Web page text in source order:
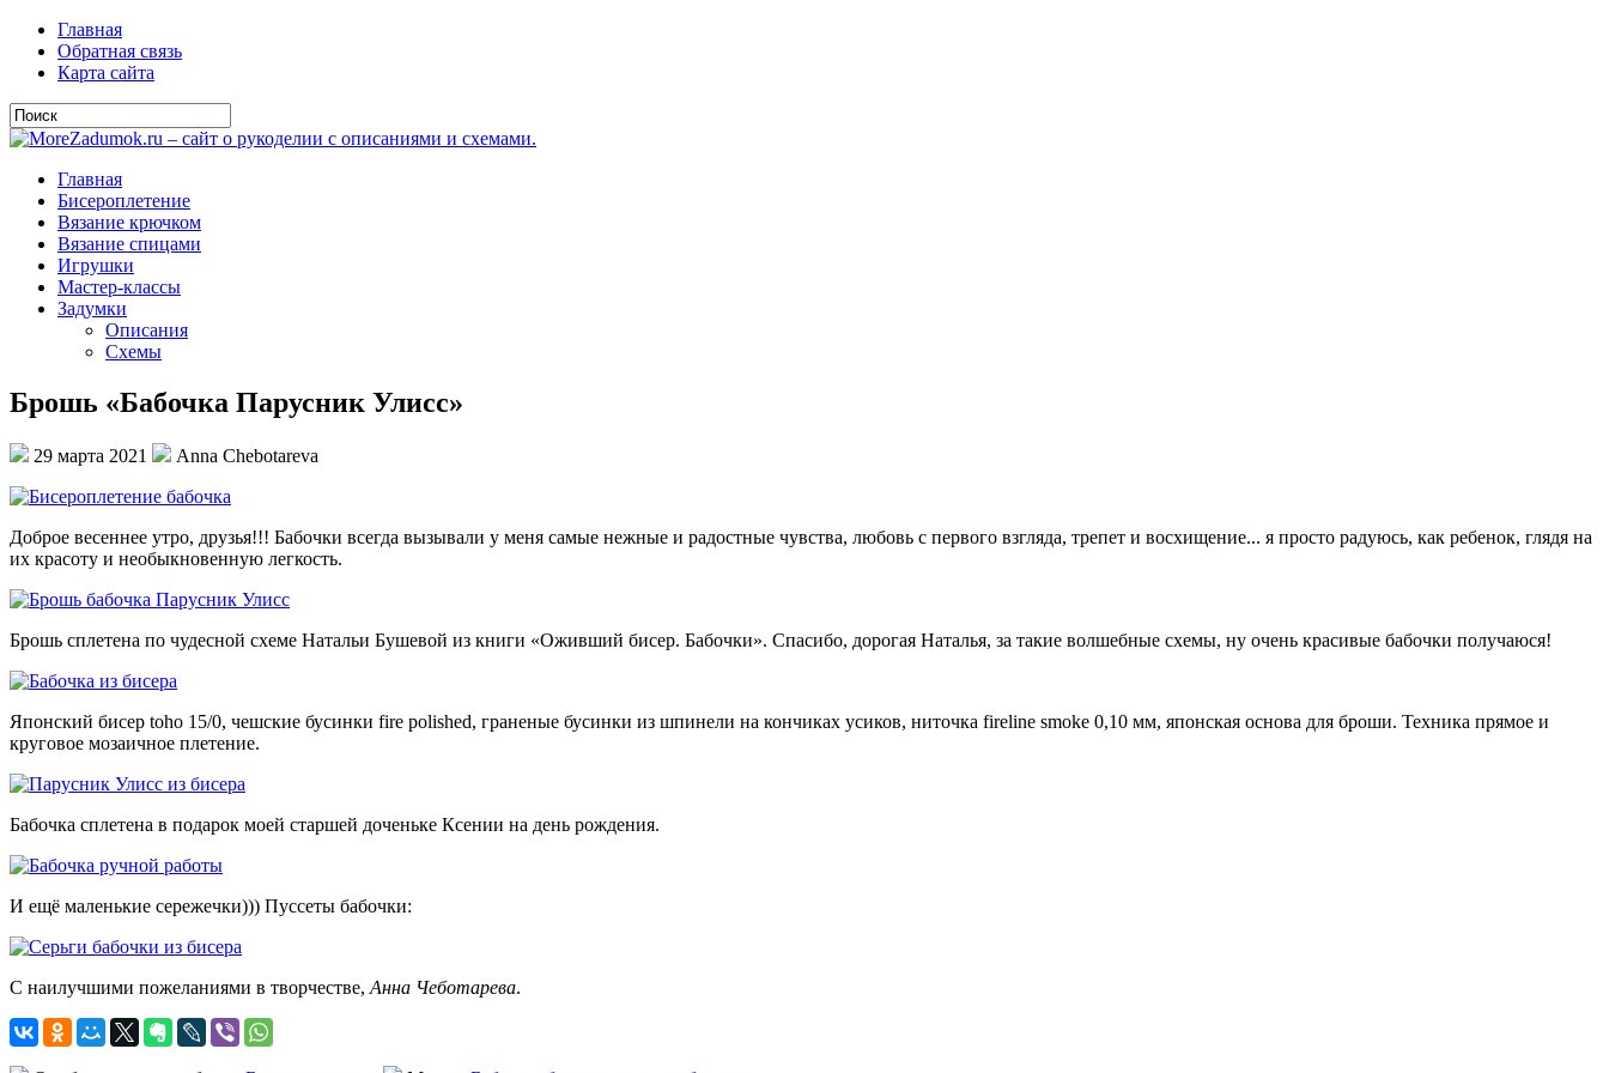
Главная
Обратная связь
Карта сайта
Главная
Бисероплетение
Вязание крючком
Вязание спицами
Игрушки
Мастер-классы
Задумки
Описания
Схемы
Брошь «Бабочка Парусник Улисс»
29 марта 2021 Anna Chebotareva
Доброе весеннее утро, друзья!!! Бабочки всегда вызывали у меня самые нежные и радостные чувства, любовь с первого взгляда, трепет и восхищение... я просто радуюсь, как ребенок, глядя на
их красоту и необыкновенную легкость.
Брошь сплетена по чудесной схеме Натальи Бушевой из книги «Оживший бисер. Бабочки». Спасибо, дорогая Наталья, за такие волшебные схемы, ну очень красивые бабочки получаюся!
Японский бисер toho 15/0, чешские бусинки fire polished, граненые бусинки из шпинели на кончиках усиков, ниточка fireline smoke 0,10 мм, японская основа для броши. Техника прямое и
круговое мозаичное плетение.
Бабочка сплетена в подарок моей старшей доченьке Ксении на день рождения.
И ещё маленькие сережечки))) Пуссеты бабочки:
С наилучшими пожеланиями в творчестве, Анна Чеботарева.